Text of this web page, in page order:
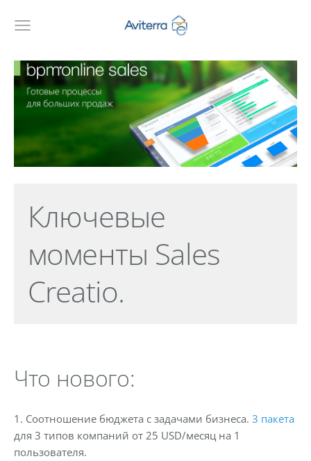
Ключевые
моменты Sales
Creatio.
Что нового:
1. Соотношение бюджета с задачами бизнеса. 3 пакета
для 3 типов компаний от 25 USD/месяц на 1
пользователя.